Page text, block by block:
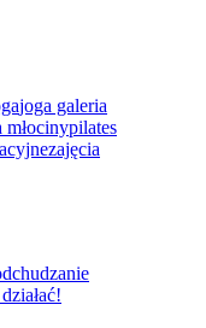
joga galeria
młocinypilates
zajęcia